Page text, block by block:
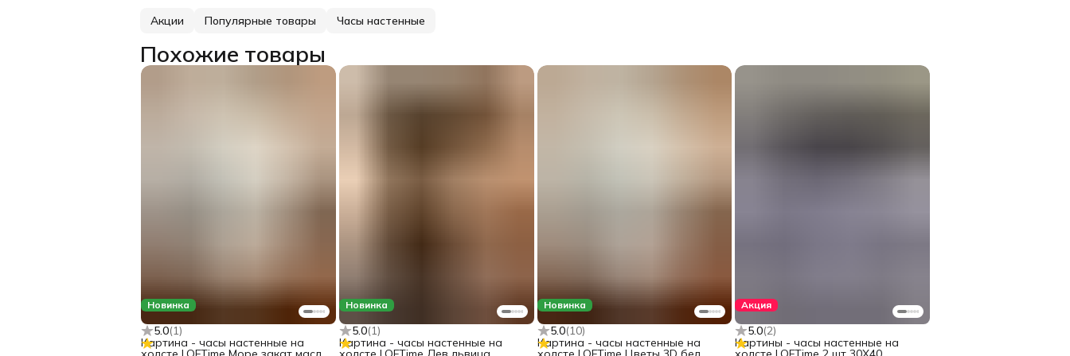
Акции Популярные товары Часы настенные
Похожие товары
Новинка
5.0(1)
Картина - часы настенные на
Новинка
5.0(1)
Картина - часы настенные на
Новинка
5.0(10)
Картина - часы настенные на
Акция
5.0(2)
Картины - часы настенные на